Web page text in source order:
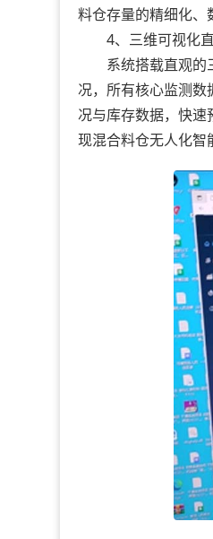
料仓存量的精细化、
4、三维可视化直
系统搭载直观的三
况，所有核心监测
况与库存数据，快
现混合料仓无人化智